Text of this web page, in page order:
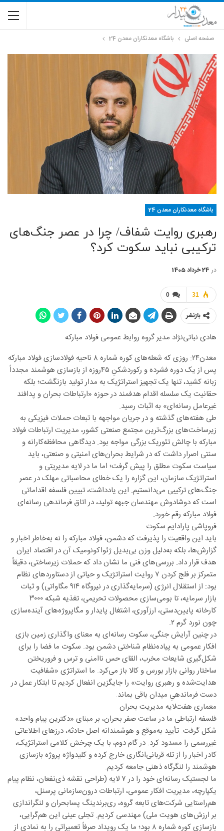
صفحه اصلی باشگاه معدنکاران معدن 24
باشگاه معدنکاران معدن 24
رهبری روایت شفاف/ چرا در عصر جنگ‌های
ترکیبی نباید سکوت کرد؟
در 24 خرداد 1405
0 31
بازنشر
هادی نباتی‌نژاد مدیر گروه روابط عمومی فولاد مبارکه
معدن۲۴: روزی که شعله‌های کوره شماره ۸ ناحیه فولادسازی فولاد مبارکه
پس از یک دوره فشرده و رکوردشکنِ ۴۵روزه از بازسازی هوشمند مجدداً
زبانه کشید، تنها یک تجهیز استراتژیک به مدار تولید بازنگشت؛ بلکه
حقانیت یک سلسله اقدام هدفمند در حوزه «ارتباطات بحران و پدافند
غیرعامل رسانه‌ای» به اثبات رسید.
طی هفته‌های گذشته و در جریان مواجهه با تبعات حملات فیزیکی به
زیرساخت‌های بزرگ‌ترین مجتمع صنعتی کشور، مدیریت ارتباطات فولاد
مبارکه با چالش تئوریک بزرگی مواجه بود. دیدگاهی محافظه‌کارانه و
سنتی اصرار داشت که در شرایط بحران‌های امنیتی و صنعتی، باید
سیاست سکوت مطلق را پیش گرفت؛ اما ما در لایه مدیریتی و
استراتژیک سازمان، این گزاره را یک خطای محاسباتی مهلک در عصر
جنگ‌های ترکیبی می‌دانستیم. این یادداشت، تبیین فلسفه اقداماتی
است که دوشادوش مهندسان جبهه تولید، در اتاق فرماندهی رسانه‌ای
فولاد مبارکه رقم خورد.
فروپاشی پارادایم سکوت
باید این واقعیت را پذیرفت که دشمن، فولاد مبارکه را نه به‌خاطر اخبار و
گزارش‌ها، بلکه به‌دلیل وزن بی‌بدیل ژئواکونومیک آن در اقتصاد ایران
هدف قرار داد. بررسی‌های فنی ما نشان داد که حملات زیرساختی، دقیقاً
متمرکز بر فلج کردن ۷ روایت استراتژیک و حیاتی از دستاوردهای نظام
بود: از استقلال انرژی (سرمایه‌گذاری در نیروگاه ۹۱۴ مگاواتی) و ثبات
بازار سرمایه، تا بومی‌سازی محصولات تحریمی، تغذیه شبکه ۳۰۰۰
کارخانه پایین‌دستی، ارزآوری، اشتغال پایدار و مگاپروژه‌های آینده‌سازی
چون نورد گرم ۲.
در چنین آرایش جنگی، سکوت رسانه‌ای به معنای واگذاری زمین بازی
افکار عمومی به پیاده‌نظام شناختی دشمن بود. سکوت ما فضا را برای
شکل‌گیری شایعات مخرب، القای حس ناامنی و ترس و فروریختن
ساختار روانی بازار بورس و کالا باز می‌کرد. ما استراتژی «شفافیت
هدایت‌شده و رهبری روایت» را جایگزین انفعال کردیم تا ابتکار عمل در
دست فرماندهیِ میدان باقی بماند.
معماری هفت‌لایه مدیریت بحران
فلسفه ارتباطی ما در ساعت صفر بحران، بر مبنای «دکترین پیام واحد»
شکل گرفت. تأیید به‌موقع و هوشمندانه اصل حادثه، درزهای اطلاعاتی
غیررسمی را مسدود کرد. در گام دوم، با یک چرخش کلامی استراتژیک،
کادر اخبار را از تله قربانی‌انگاری خارج کرده و کلیدواژه پروژه بازسازی
هوشمند را لنگرگاه ذهنی جامعه کردیم.
ما لجستیک رسانه‌ای خود را در ۷ لایه (طراحی نقشه ذی‌نفعان، نظام پیام
یکپارچه، مدیریت افکار عمومی، ارتباطات درون‌سازمانی پرسنل،
هم‌راستایی شرکت‌های تابعه گروه، ری‌برندینگ پسابحران و لنگراندازی
بر ارزش‌های هویت ملی) مهندسی کردیم. تجلی عینی این هم‌گرایی،
بازسازی کوره شماره ۸ بود؛ ما یک رویداد صرفاً تعمیراتی را به نمادی از